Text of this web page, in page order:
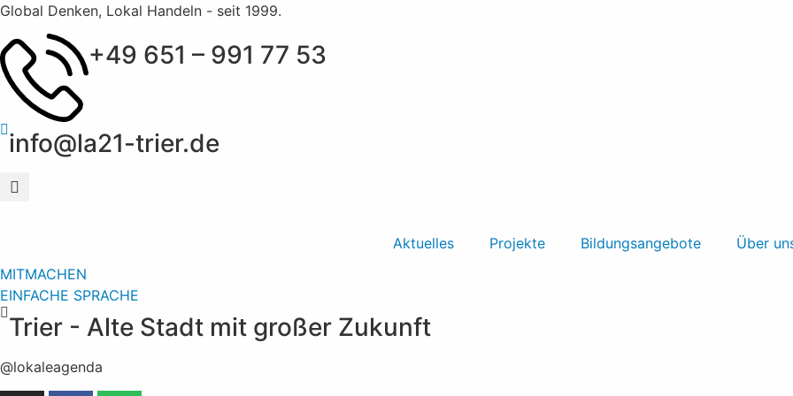
Global Denken, Lokal Handeln - seit 1999.
+49 651 – 991 77 53
info@la21-trier.de
Aktuelles Projekte Bildungsangebote
Über
MITMACHEN
EINFACHE SPRACHE
Trier - Alte Stadt mit großer Zukunft
@lokaleagenda